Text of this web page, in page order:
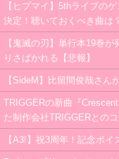
【ヒプマイ】5thライブの
決定！聴いておくべき曲は
【鬼滅の刃】単行本19巻
りさばかれる【悲報】
【SideM】比留間俊哉さん
TRIGGERの新曲『
た制作会社TRIGGERとの
【A3!】祝3周年！記念ボ